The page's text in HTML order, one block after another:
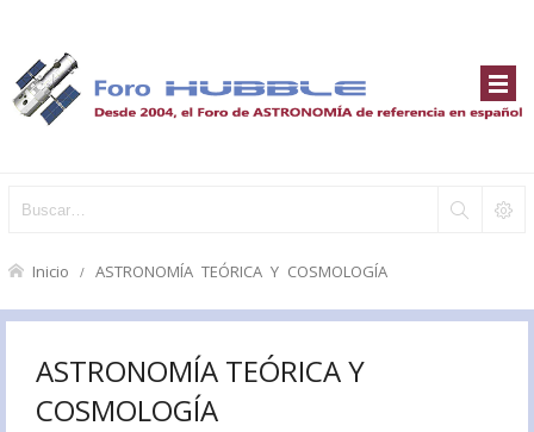
Inicio ASTRONOMÍA TEÓRICA Y COSMOLOGÍA
ASTRONOMÍA TEÓRICA Y
COSMOLOGÍA